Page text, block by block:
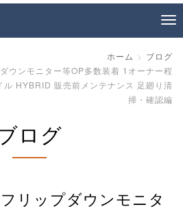
ホーム
ブログ
ウンモニター等OP多数装着 1オーナー程
ル HYBRID 販売前メンテナンス 足廻り清
掃・確認編
ログ